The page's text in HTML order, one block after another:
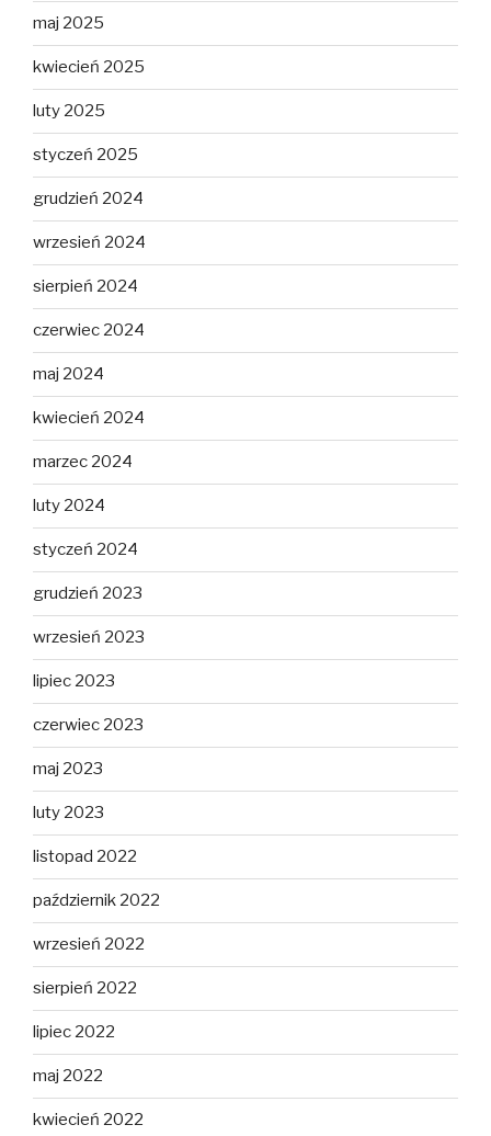
maj 2025
kwiecień 2025
luty 2025
styczeń 2025
grudzień 2024
wrzesień 2024
sierpień 2024
czerwiec 2024
maj 2024
kwiecień 2024
marzec 2024
luty 2024
styczeń 2024
grudzień 2023
wrzesień 2023
lipiec 2023
czerwiec 2023
maj 2023
luty 2023
listopad 2022
październik 2022
wrzesień 2022
sierpień 2022
lipiec 2022
maj 2022
kwiecień 2022